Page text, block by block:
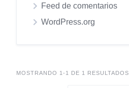
Feed de comentarios
WordPress.org
MOSTRANDO 1-1 DE 1 RESULTADOS